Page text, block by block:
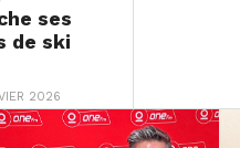
ses
de ski
2026